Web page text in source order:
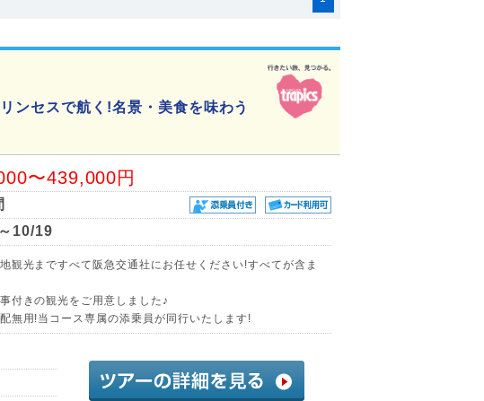
ンセスで航く!名景・美食を味わう
〜439,000円
10/19
観光まですべて阪急交通社にお任せください!すべてが含ま
付きの観光をご用意しました♪
無用!当コース専属の添乗員が同行いたします!